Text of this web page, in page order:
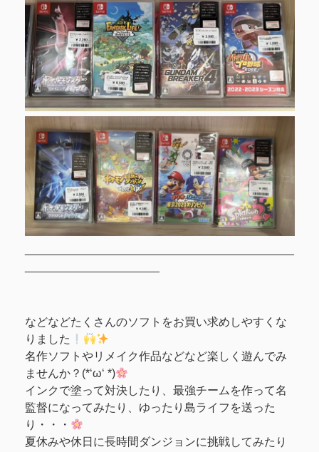
などなどたくさんのソフトをお買い求めしやすくな
りました
名作ソフトやリメイク作品などなど楽しく遊んでみ
ませんか？(*‘ω‘ *)
インクで塗って対決したり、最強チームを作って名
監督になってみたり、ゆったり島ライフを送った
り・・・
夏休みや休日に長時間ダンジョンに挑戦してみたり